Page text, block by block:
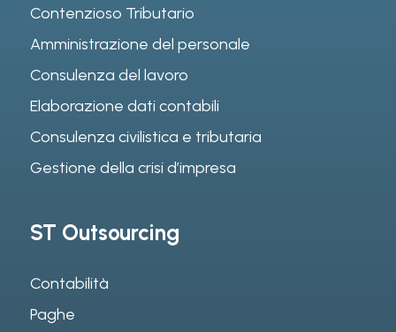
Contenzioso Tributario
Amministrazione del personale
Consulenza del lavoro
Elaborazione dati contabili
Consulenza civilistica e tributaria
Gestione della crisi d’impresa
ST Outsourcing
Contabilità
Paghe